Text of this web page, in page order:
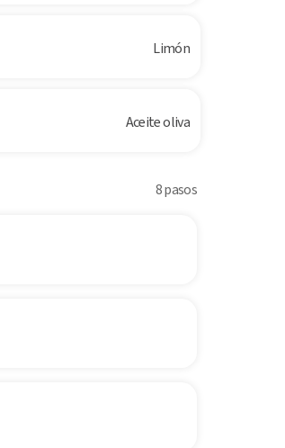
Limón
Aceite oliva
8 pasos